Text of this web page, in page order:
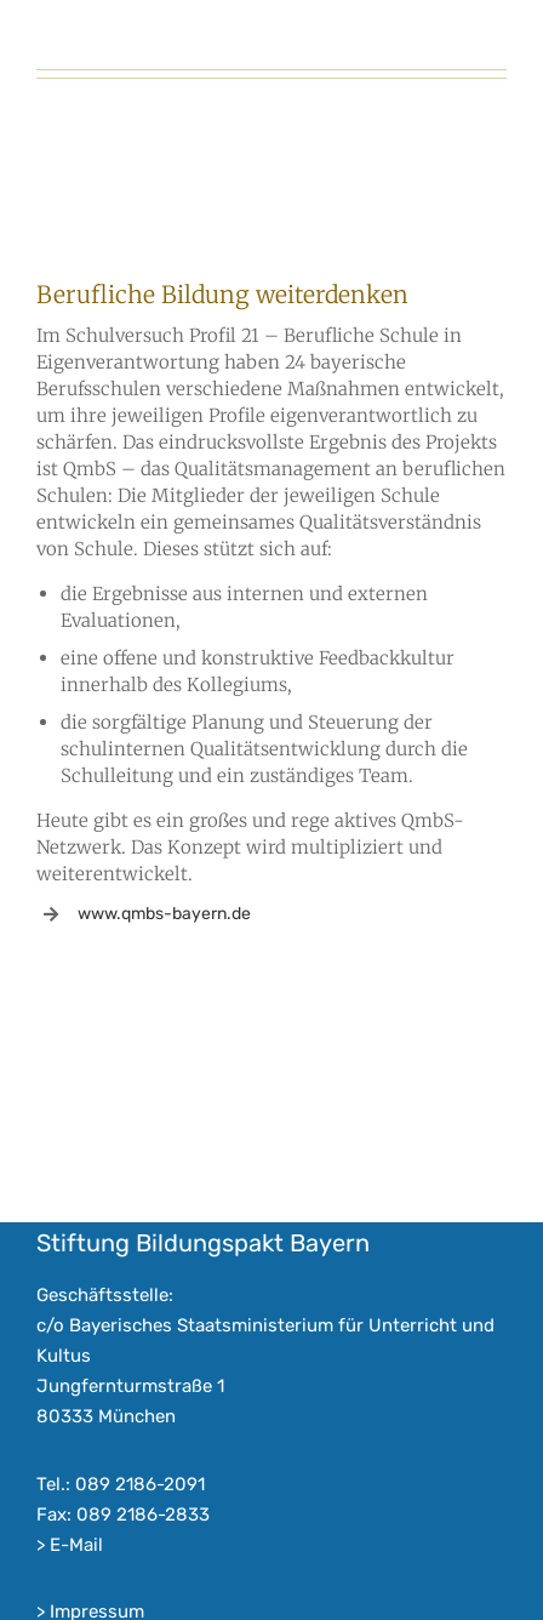
Berufliche Bildung weiterdenken
Im Schulversuch Profil 21 – Berufliche Schule in
Eigenverantwortung haben 24 bayerische
Berufsschulen verschiedene Maßnahmen entwickelt,
um ihre jeweiligen Profile eigenverantwortlich zu
schärfen. Das eindrucksvollste Ergebnis des Projekts
ist QmbS – das Qualitätsmanagement an beruflichen
Schulen: Die Mitglieder der jeweiligen Schule
entwickeln ein gemeinsames Qualitätsverständnis
von Schule. Dieses stützt sich auf:
die Ergebnisse aus internen und externen
Evaluationen,
eine offene und konstruktive Feedbackkultur
innerhalb des Kollegiums,
die sorgfältige Planung und Steuerung der
schulinternen Qualitätsentwicklung durch die
Schulleitung und ein zuständiges Team.
Heute gibt es ein großes und rege aktives QmbS-
Netzwerk. Das Konzept wird multipliziert und
weiterentwickelt.
www.qmbs-bayern.de
Stiftung Bildungspakt Bayern
Geschäftsstelle:
c/o Bayerisches Staatsministerium für Unterricht und
Kultus
Jungfernturmstraße 1
80333 München
Tel.: 089 2186-2091
Fax: 089 2186-2833
> E-Mail
> Impressum